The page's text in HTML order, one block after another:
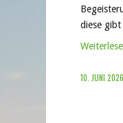
diese
10. JUNI 2026